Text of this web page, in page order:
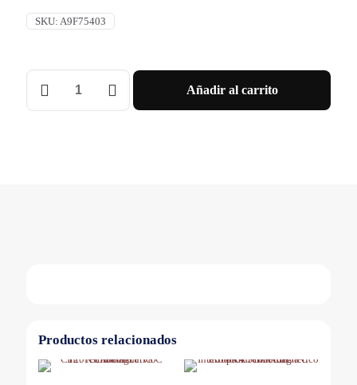
SKU: A9F75403
INT.
TERMOMAGNETICO
IC60N
Añadir al carrito
Productos relacionados